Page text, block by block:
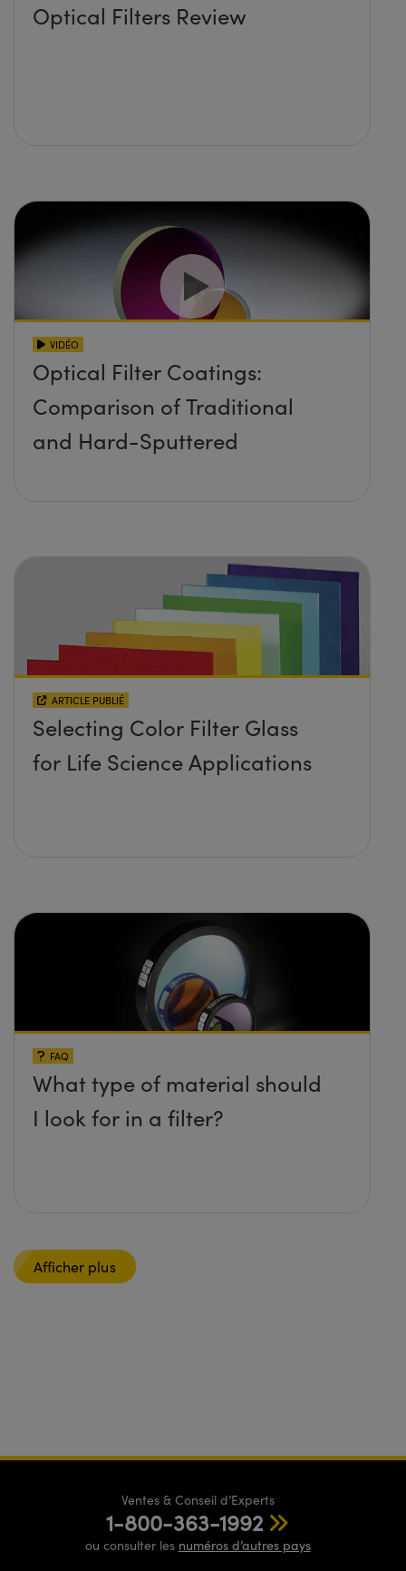
Optical Filters Review
VIDÉO
Optical Filter Coatings:
Comparison of Traditional
and Hard-Sputtered
ARTICLE PUBLIÉ
Selecting Color Filter Glass
for Life Science Applications
FAQ
What type of material should
I look for in a filter?
Afficher plus
Ventes & Conseil d’Experts
1-800-363-1992
ou consulter les numéros d’autres pays